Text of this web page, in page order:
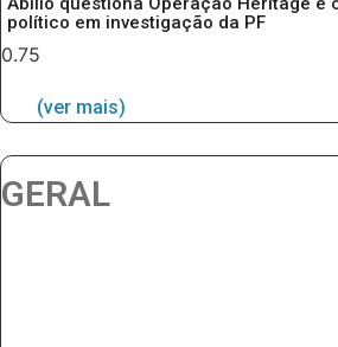
político em investigação da PF
(ver mais)
GERAL